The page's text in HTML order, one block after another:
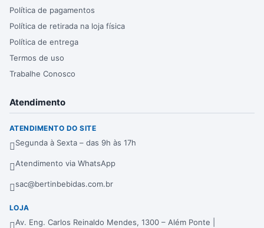
Política de pagamentos
Política de retirada na loja física
Política de entrega
Termos de uso
Trabalhe Conosco
Atendimento
ATENDIMENTO DO SITE
Segunda à Sexta – das 9h às 17h
Atendimento via WhatsApp
sac@bertinbebidas.com.br
LOJA
Av. Eng. Carlos Reinaldo Mendes, 1300 – Além Ponte |